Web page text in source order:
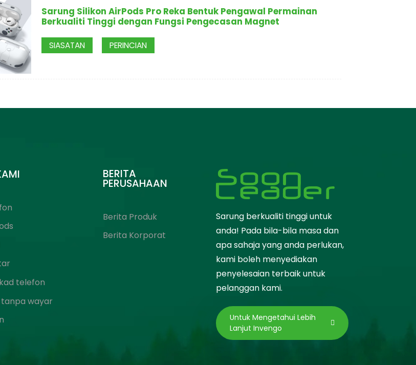
Sarung Silikon AirPods Pro Reka Bentuk Pengawal Permainan
Berkualiti Tinggi dengan Fungsi Pengecasan Magnet
SIASATAN PERINCIAN
telefon
wayar
BERITA
PERUSAHAAN
Berita Produk
Berita Korporat
Sarung berkualiti tinggi untuk
anda! Pada bila-bila masa dan
apa sahaja yang anda perlukan,
kami boleh menyediakan
penyelesaian terbaik untuk
pelanggan kami.
Untuk Mengetahui Lebih
Lanjut Invengo